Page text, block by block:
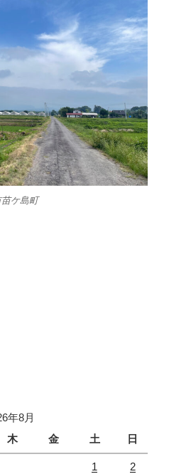
ケ島町
年8月
木 金 土 日
1 2